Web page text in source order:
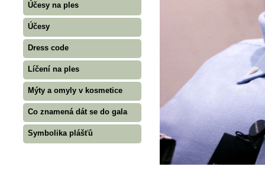
Účesy na ples
Účesy
Dress code
Líčení na ples
Mýty a omyly v kosmetice
Co znamená dát se do gala
Symbolika plášťů